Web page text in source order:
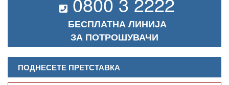
БЕСПЛАТНА ЛИНИЈА
ЗА ПОТРОШУВАЧИ
ПОДНЕСЕТЕ ПРЕТСТАВКА